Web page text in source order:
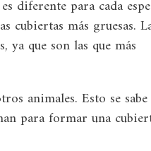
diferente para cada
cubiertas más gruesas.
que son las que más
animales. Esto se sabe
para formar una